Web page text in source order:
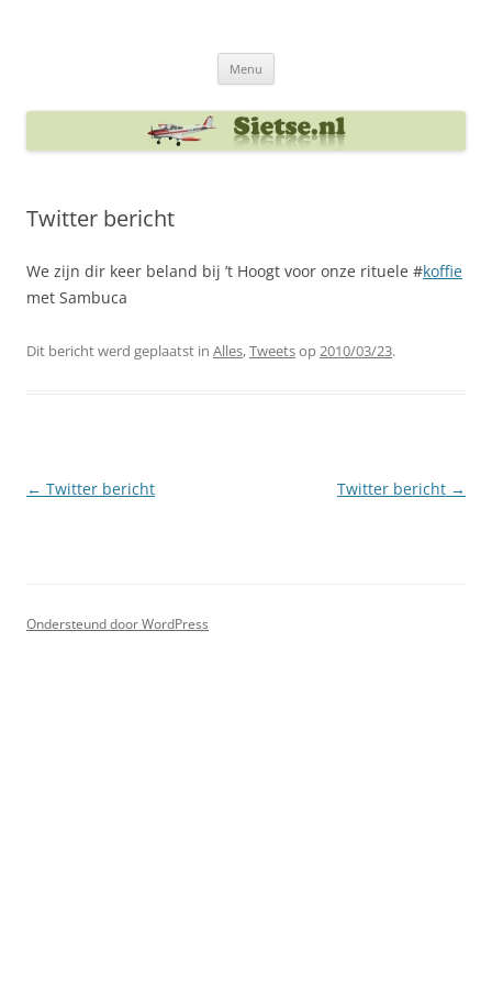
Menu
Twitter bericht
We zijn dir keer beland bij ’t Hoogt voor onze rituele #koffie
met Sambuca
Dit bericht werd geplaatst in Alles,Tweetsop2010/03/23.
Berichtnavigatie
← Twitter bericht Twitter bericht →
Ondersteund door WordPress